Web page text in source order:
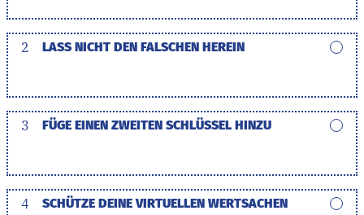
2 LASS NICHT DEN FALSCHEN HEREIN
3 FÜGE EINEN ZWEITEN SCHLÜSSEL HINZU
4 SCHÜTZE DEINE VIRTUELLEN WERTSACHEN